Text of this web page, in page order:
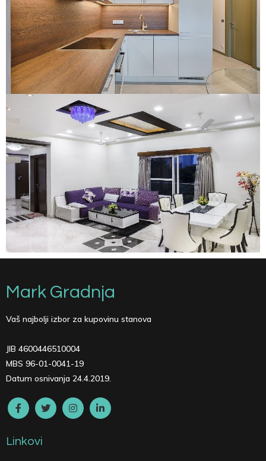
Mark Gradnja
Vaš najbolji izbor za kupovinu stanova
JIB 4600446510004
MBS 96-01-0041-19
Datum osnivanja 24.4.2019.
Linkovi